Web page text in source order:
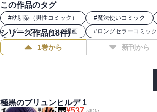
この作品のタグ
#幼馴染（男性コミック） #魔法使いコミック
#ダークファンタジー漫画 #ロングセラーコミック
シリーズ作品(18件)
1巻から 新刊から
極黒のブリュンヒルデ 1